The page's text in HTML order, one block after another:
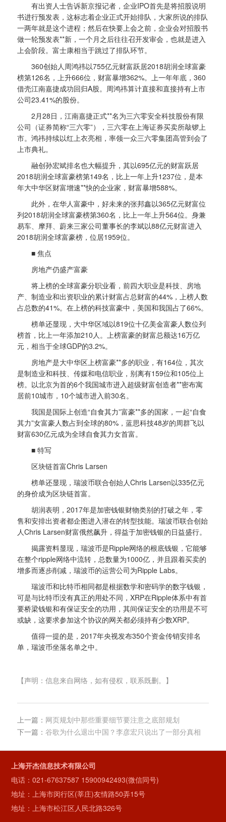
有出资人士告诉新京报记者，企业IPO首先是将招股说明
书进行预发表，这标志着企业正式开始排队，大家所说的排队
一两年就是这个进程；然后在快要上会之前，企业会对招股书
做一轮预发表**新，一个月之后往往召开发审会，也就是进入
上会阶段。富士康相当于跳过了排队环节。
360创始人周鸿祎以755亿元财富跃居2018胡润全球富豪
榜第126名，上升666位，财富暴增362%。上一年年底，360
借壳江南嘉捷成功回归A股。周鸿祎算计直接和直接持有上市
公司23.41%的股份。
2月28日，江南嘉捷正式**名为三六零安全科技股份有限
公司（证券简称“三六零”），三六零在上海证券买卖所敲锣上
市。鸿祎持续以红上衣亮相，率领一众三六零集团高管到会了
上市典礼。
融创孙宏斌排名也大幅提升，其以695亿元的财富跃居
2018胡润全球富豪榜第149名，比上一年上升1237位，是本
年大中华区财富增速**快的企业家，财富暴增588%。
此外，在华人富豪中，好未来的张邦鑫以365亿元财富位
列2018胡润全球富豪榜第360名，比上一年上升564位。身兼
易车、摩拜、蔚来三家公司董事长的李斌以88亿元财富进入
2018胡润全球富豪榜，位居1959位。
■ 焦点
房地产仍盛产富豪
将上榜的全球富豪分职业看，前四大职业是科技、房地
产、制造业和出资职业的累计财富占总财富的44%，上榜人数
占总数的41%。在上榜的科技富豪中，美国和我国占了66%。
榜单还显现，大中华区域以819位十亿美金富豪人数位列
榜首，比上一年添加210人。上榜富豪的财富总额达16万亿
元，相当于全球GDP的3.2%。
房地产是大中华区上榜富豪**多的职业，有164位，其次
是制造业和科技、传媒和电信职业，别离有159位和105位上
榜。以北京为首的6个我国城市进入超级财富创造者**密布寓
居前10城市，10个城市进入前30名。
我国是国际上创造“自食其力”富豪**多的国家，一起“自食
其力”女富豪人数占到全球的80%，蓝思科技48岁的周群飞以
财富630亿元成为全球自食其力女首富。
■ 特写
区块链首富Chris Larsen
榜单还显现，瑞波币联合创始人Chris Larsen以335亿元
的身价成为区块链首富。
胡润表明，2017年是加密钱银财物类别的打破之年，零
售和安排出资者都企图进入潜在的转型技能。瑞波币联合创始
人Chris Larsen财富俄然飙升，得益于加密钱银的日益盛行。
揭露资料显现，瑞波币是Ripple网络的根底钱银，它能够
在整个ripple网络中流转，总数量为1000亿，并且跟着买卖的
增多而逐步削减，瑞波币的运营公司为Ripple Labs。
瑞波币和比特币相同都是根据数学和密码学的数字钱银，
可是与比特币没有真正的用处不同，XRP在Ripple体系中有首
要桥梁钱银和有保证安全的功用，其间保证安全的功用是不可
或缺，这要求参加这个协议的网关都必须持有少数XRP。
值得一提的是，2017年央视发布350个资金传销安排名
单，瑞波币坐落名单之中。
【声明：信息来自网络，如有侵权，联系既删。】
上一篇： 网页规划中那些重要细节要注意之底部规划
下一篇： 谷歌为什么退出中国？李彦宏只说出了一部分真相
上海开杰信息技术有限公司
电话：021-67637587 15900942493(微信同号)
地址：上海市闵行区(莘庄)友情路50弄15号
地址：上海市松江区人民北路326号